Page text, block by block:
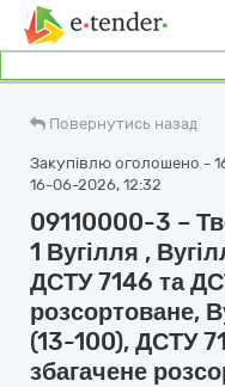
Повернутись назад
Закупівлю оголошено -
16-06-2026, 12:32
09110000-3 –
1 Вугілля ,
ДСТУ 7146 та
розсортоване,
(13-100), ДСТУ
збагачене